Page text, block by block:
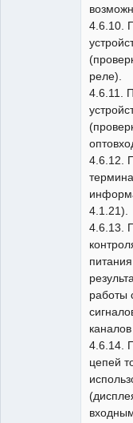
4.6.10.
реле).
4.6.11.
4.6.12.
4.1.21).
4.6.13.
работы
4.6.14.
цепей